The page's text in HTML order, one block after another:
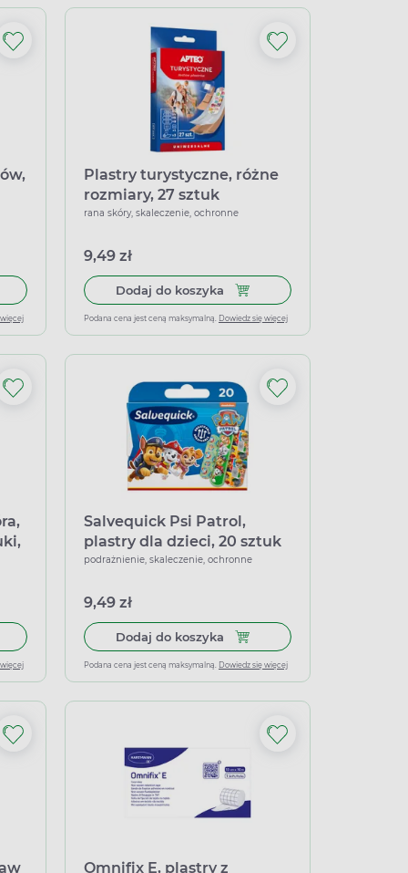
miękkich
do koszyka Rodzinne, zestaw plastrów, 24 sztuki, 6 rozmiarów
Plastry turystyczne, różne
rozmiary, 27 sztuk
rana skóry, skaleczenie, ochronne
9,49 zł
Dodaj do koszyka Dodaj do koszyka Plastry
Podana cena jest ceną maksymalną. Dowiedz się więcej
6 cm x 1 m, do cięcia
do koszyka Viscoplast Wrażliwa Skóra, zestaw plastrów, 24
Salvequick Psi Patrol,
plastry dla dzieci, 20 sztuk
podrażnienie, skaleczenie, ochronne
9,49 zł
Dodaj do koszyka Dodaj do koszyka
Podana cena jest ceną maksymalną. Dowiedz się więcej
Omnifix E, plastry z